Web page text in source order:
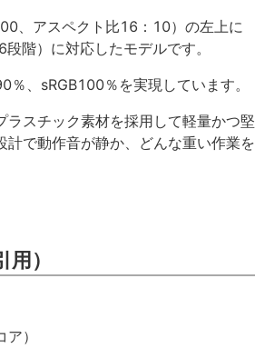
、アスペクト比16：10）の左上に
階）に対応したモデルです。
、sRGB100％を実現しています。
スチック素材を採用して軽量かつ堅
で動作音が静か、どんな重い作業を
）
）